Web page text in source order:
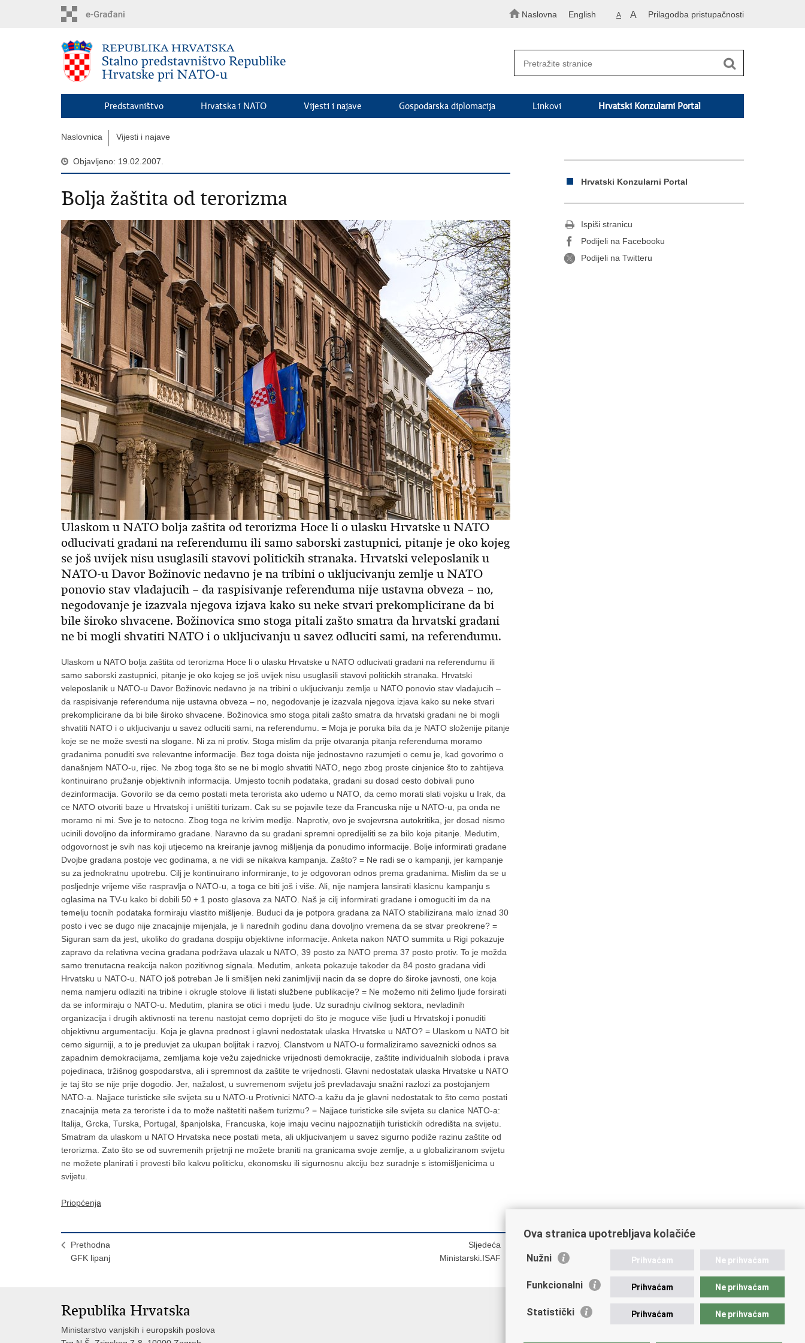
Naslovna English A A Prilagodba pristupačnosti
Predstavništvo Hrvatska i NATO Vijesti i najave Gospodarska diplomacija Linkovi Hrvatski Konzularni Portal
Naslovnica Vijesti i najave
Objavljeno: 19.02.2007.
Bolja žaštita od terorizma
Ulaskom u NATO bolja zaštita od terorizma Hoce li o ulasku Hrvatske u NATO
odlucivati gradani na referendumu ili samo saborski zastupnici, pitanje je oko kojeg
se još uvijek nisu usuglasili stavovi politickih stranaka. Hrvatski veleposlanik u
NATO-u Davor Božinovic nedavno je na tribini o ukljucivanju zemlje u NATO
ponovio stav vladajucih – da raspisivanje referenduma nije ustavna obveza – no,
negodovanje je izazvala njegova izjava kako su neke stvari prekomplicirane da bi
bile široko shvacene. Božinovica smo stoga pitali zašto smatra da hrvatski gradani
ne bi mogli shvatiti NATO i o ukljucivanju u savez odluciti sami, na referendumu.
Ulaskom u NATO bolja zaštita od terorizma Hoce li o ulasku Hrvatske u NATO odlucivati gradani na referendumu ili
samo saborski zastupnici, pitanje je oko kojeg se još uvijek nisu usuglasili stavovi politickih stranaka. Hrvatski
veleposlanik u NATO-u Davor Božinovic nedavno je na tribini o ukljucivanju zemlje u NATO ponovio stav vladajucih –
da raspisivanje referenduma nije ustavna obveza – no, negodovanje je izazvala njegova izjava kako su neke stvari
prekomplicirane da bi bile široko shvacene. Božinovica smo stoga pitali zašto smatra da hrvatski gradani ne bi mogli
shvatiti NATO i o ukljucivanju u savez odluciti sami, na referendumu. = Moja je poruka bila da je NATO složenije pitanje
koje se ne može svesti na slogane. Ni za ni protiv. Stoga mislim da prije otvaranja pitanja referenduma moramo
gradanima ponuditi sve relevantne informacije. Bez toga doista nije jednostavno razumjeti o cemu je, kad govorimo o
današnjem NATO-u, rijec. Ne zbog toga što se ne bi moglo shvatiti NATO, nego zbog proste cinjenice što to zahtijeva
kontinuirano pružanje objektivnih informacija. Umjesto tocnih podataka, gradani su dosad cesto dobivali puno
dezinformacija. Govorilo se da cemo postati meta terorista ako udemo u NATO, da cemo morati slati vojsku u Irak, da
ce NATO otvoriti baze u Hrvatskoj i uništiti turizam. Cak su se pojavile teze da Francuska nije u NATO-u, pa onda ne
moramo ni mi. Sve je to netocno. Zbog toga ne krivim medije. Naprotiv, ovo je svojevrsna autokritika, jer dosad nismo
ucinili dovoljno da informiramo gradane. Naravno da su gradani spremni opredijeliti se za bilo koje pitanje. Medutim,
odgovornost je svih nas koji utjecemo na kreiranje javnog mišljenja da ponudimo informacije. Bolje informirati gradane
Dvojbe gradana postoje vec godinama, a ne vidi se nikakva kampanja. Zašto? = Ne radi se o kampanji, jer kampanje
su za jednokratnu upotrebu. Cilj je kontinuirano informiranje, to je odgovoran odnos prema gradanima. Mislim da se u
posljednje vrijeme više raspravlja o NATO-u, a toga ce biti još i više. Ali, nije namjera lansirati klasicnu kampanju s
oglasima na TV-u kako bi dobili 50 + 1 posto glasova za NATO. Naš je cilj informirati gradane i omoguciti im da na
temelju tocnih podataka formiraju vlastito mišljenje. Buduci da je potpora gradana za NATO stabilizirana malo iznad 30
posto i vec se dugo nije znacajnije mijenjala, je li narednih godinu dana dovoljno vremena da se stvar preokrene? =
Siguran sam da jest, ukoliko do gradana dospiju objektivne informacije. Anketa nakon NATO summita u Rigi pokazuje
zapravo da relativna vecina gradana podržava ulazak u NATO, 39 posto za NATO prema 37 posto protiv. To je možda
samo trenutacna reakcija nakon pozitivnog signala. Medutim, anketa pokazuje takoder da 84 posto gradana vidi
Hrvatsku u NATO-u. NATO još potreban Je li smišljen neki zanimljiviji nacin da se dopre do široke javnosti, one koja
nema namjeru odlaziti na tribine i okrugle stolove ili listati službene publikacije? = Ne možemo niti želimo ljude forsirati
da se informiraju o NATO-u. Medutim, planira se otici i medu ljude. Uz suradnju civilnog sektora, nevladinih
organizacija i drugih aktivnosti na terenu nastojat cemo doprijeti do što je moguce više ljudi u Hrvatskoj i ponuditi
objektivnu argumentaciju. Koja je glavna prednost i glavni nedostatak ulaska Hrvatske u NATO? = Ulaskom u NATO bit
cemo sigurniji, a to je preduvjet za ukupan boljitak i razvoj. Clanstvom u NATO-u formaliziramo saveznicki odnos sa
zapadnim demokracijama, zemljama koje vežu zajednicke vrijednosti demokracije, zaštite individualnih sloboda i prava
pojedinaca, tržišnog gospodarstva, ali i spremnost da zaštite te vrijednosti. Glavni nedostatak ulaska Hrvatske u NATO
je taj što se nije prije dogodio. Jer, nažalost, u suvremenom svijetu još prevladavaju snažni razlozi za postojanjem
NATO-a. Najjace turisticke sile svijeta su u NATO-u Protivnici NATO-a kažu da je glavni nedostatak to što cemo postati
znacajnija meta za teroriste i da to može naštetiti našem turizmu? = Najjace turisticke sile svijeta su clanice NATO-a:
Italija, Grcka, Turska, Portugal, španjolska, Francuska, koje imaju vecinu najpoznatijih turistickih odredišta na svijetu.
Smatram da ulaskom u NATO Hrvatska nece postati meta, ali ukljucivanjem u savez sigurno podiže razinu zaštite od
terorizma. Zato što se od suvremenih prijetnji ne možete braniti na granicama svoje zemlje, a u globaliziranom svijetu
ne možete planirati i provesti bilo kakvu politicku, ekonomsku ili sigurnosnu akciju bez suradnje s istomišljenicima u
svijetu.
Priopćenja
Prethodna
GFK lipanj
Sljedeća
Ministarski.ISAF
Hrvatski Konzularni Portal
Ispiši stranicu
Podijeli na Facebooku
Podijeli na Twitteru
Republika Hrvatska
Ministarstvo vanjskih i europskih poslova
Ova stranica upotrebljava kolačiće
Nužni Prihvaćam Ne prihvaćam
Funkcionalni Prihvaćam Ne prihvaćam
Statistički Prihvaćam Ne prihvaćam